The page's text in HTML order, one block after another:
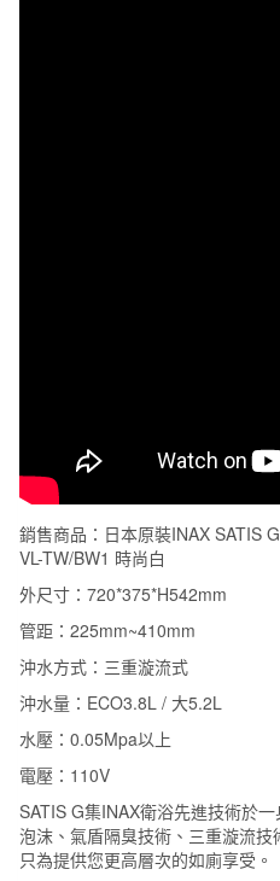
數
量
銷售商品：日本原裝INAX SATIS
VL-TW/BW1 時尚白
外尺寸：720*375*H542mm
管距：225mm~410mm
沖水方式：三重漩流式
沖水量：ECO3.8L / 大5.2L
水壓：0.05Mpa以上
電壓：110V
SATIS G集INAX衛浴先進技術於
泡沫、氣盾隔臭技術、三重漩流技
只為提供您更高層次的如廁享受。